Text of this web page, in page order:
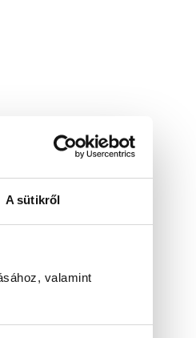
A sütikről
valamint